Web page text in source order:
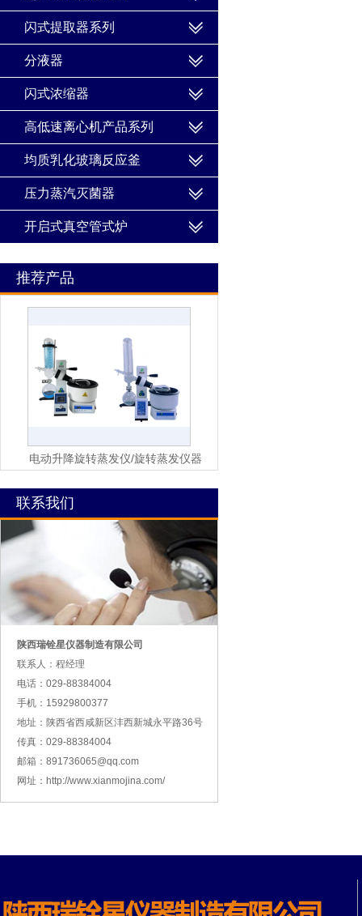
闪式提取器系列
分液器
闪式浓缩器
高低速离心机产品系列
均质乳化玻璃反应釜
压力蒸汽灭菌器
开启式真空管式炉
推荐产品
电动升降旋转蒸发仪/旋转蒸发仪器
联系我们
陕西瑞铨星仪器制造有限公司
联系人：程经理
电话：029-88384004
手机：15929800377
地址：陕西省西咸新区沣西新城永平路36号
传真：029-88384004
邮箱：891736065@qq.com
网址：http://www.xianmojina.com/